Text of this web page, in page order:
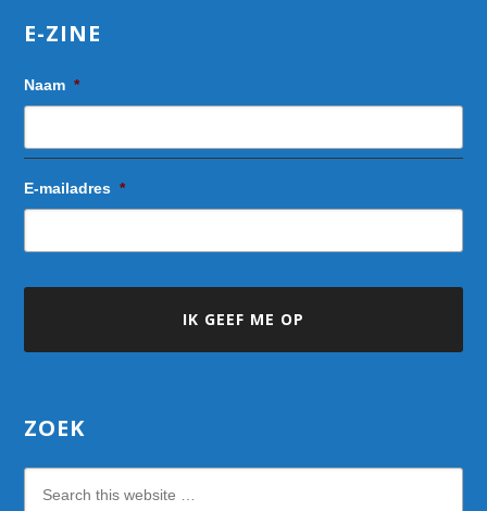
E-ZINE
Naam *
E-mailadres *
ZOEK
this